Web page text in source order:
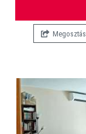
Megosztás